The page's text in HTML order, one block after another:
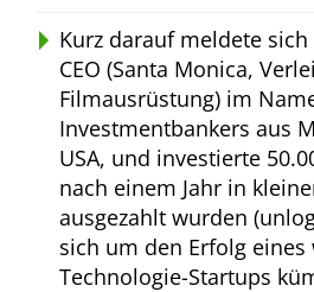
Kurz darauf meldete
CEO (Santa Monica,
Filmausrüstung) im
Investmentbankers aus
USA, und investierte
nach einem Jahr in
ausgezahlt wurden
sich um den Erfolg eines
Technologie-Startups